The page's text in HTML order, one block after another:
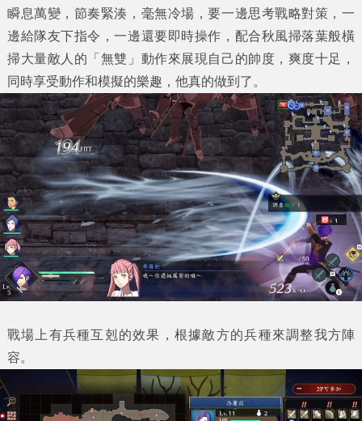
瞬息萬變，節奏緊湊，毫無冷場，要一邊思考戰略對策，一
邊給隊友下指令，一邊還要即時操作，配合秋風掃落葉般橫
掃大量敵人的「無雙」動作來展現自己的帥度，爽度十足，
同時享受動作和模擬的樂趣，他真的做到了。
戰場上有兵種互剋的效果，根據敵方的兵種來調整我方陣
容。